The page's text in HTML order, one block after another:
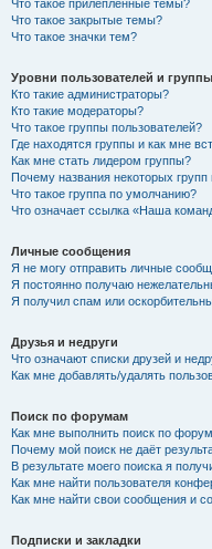
Что такое прилепленные темы?
Что такое закрытые темы?
Что такое значки тем?
Уровни пользователей и группы
Кто такие администраторы?
Кто такие модераторы?
Что такое группы пользователей?
Где находятся группы и как мне
Как мне стать лидером группы?
Почему названия некоторых
Что такое группа по умолчанию?
Что означает ссылка «Наша
Личные сообщения
Я не могу отправить личные
Я постоянно получаю
Я получил спам или
Друзья и недруги
Что означают списки друзей и
Как мне добавлять/удалять
Поиск по форумам
Как мне выполнить поиск по
Почему мой поиск не даёт
В результате моего поиска я
Как мне найти пользователя
Как мне найти свои сообщения и
Подписки и закладки